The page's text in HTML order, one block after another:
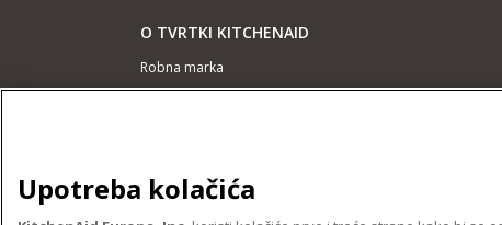
O TVRTKI KITCHENAID
Robna marka
PODRŠKA
Pronađi trgovinu
Upotreba kolačića